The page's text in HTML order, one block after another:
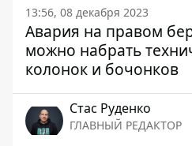
13:56, 08 декабря 2023
Авария на правом
можно набрать
колонок и бочонков
Стаc Руденко
ГЛАВНЫЙ РЕДАКТОР